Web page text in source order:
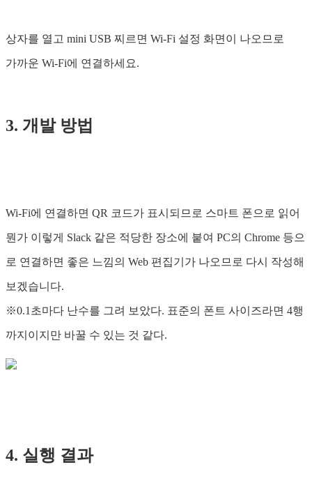
상자를 열고 mini USB 찌르면 Wi-Fi 설정 화면이 나오므로
가까운 Wi-Fi에 연결하세요.
3. 개발 방법
Wi-Fi에 연결하면 QR 코드가 표시되므로 스마트 폰으로 읽어
뭔가 이렇게 Slack 같은 적당한 장소에 붙여 PC의 Chrome 등으
로 연결하면 좋은 느낌의 Web 편집기가 나오므로 다시 작성해
보겠습니다.
※0.1초마다 난수를 그려 보았다. 표준의 폰트 사이즈라면 4행
까지이지만 바꿀 수 있는 것 같다.
4. 실행 결과